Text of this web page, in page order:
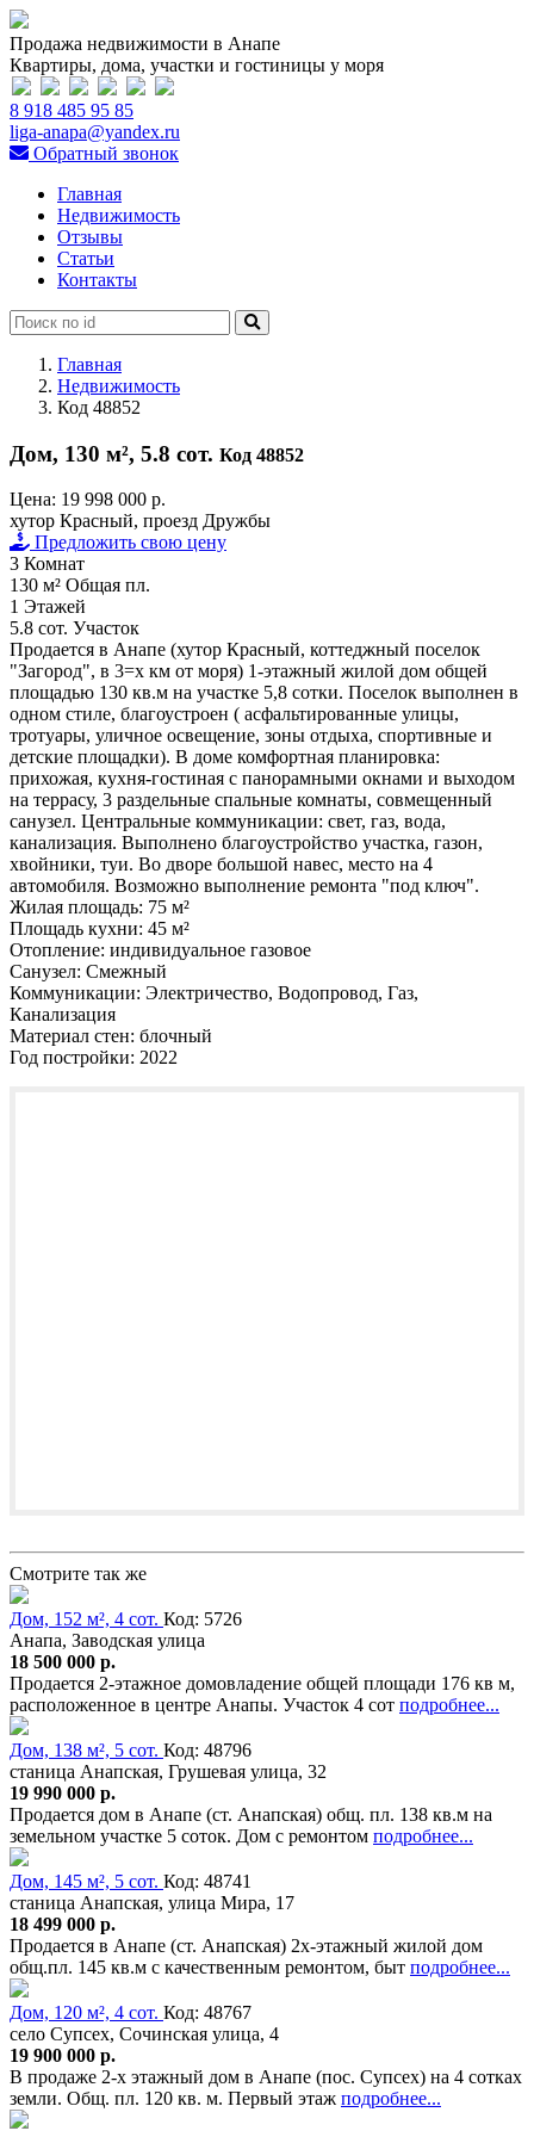
Продажа недвижимости в Анапе
Квартиры, дома, участки и гостиницы у моря
8 918 485 95 85
liga-anapa@yandex.ru
Обратный звонок
Главная
Недвижимость
Отзывы
Статьи
Контакты
Главная
Недвижимость
Код 48852
Дом, 130 м², 5.8 сот. Код 48852
Цена: 19 998 000 р.
хутор Красный, проезд Дружбы
Предложить свою цену
3 Комнат
130 м² Общая пл.
1 Этажей
5.8 сот. Участок
Продается в Анапе (хутор Красный, коттеджный поселок
"Загород", в 3=х км от моря) 1-этажный жилой дом общей
площадью 130 кв.м на участке 5,8 сотки. Поселок выполнен в
одном стиле, благоустроен ( асфальтированные улицы,
тротуары, уличное освещение, зоны отдыха, спортивные и
детские площадки). В доме комфортная планировка:
прихожая, кухня-гостиная с панорамными окнами и выходом
на террасу, 3 раздельные спальные комнаты, совмещенный
санузел. Центральные коммуникации: свет, газ, вода,
канализация. Выполнено благоустройство участка, газон,
хвойники, туи. Во дворе большой навес, место на 4
автомобиля. Возможно выполнение ремонта "под ключ".
Жилая площадь: 75 м²
Площадь кухни: 45 м²
Отопление: индивидуальное газовое
Санузел: Смежный
Коммуникации: Электричество, Водопровод, Газ,
Канализация
Материал стен: блочный
Год постройки: 2022
Смотрите так же
Дом, 152 м², 4 сот. Код: 5726
Анапа, Заводская улица
18 500 000 р.
Продается 2-этажное домовладение общей площади 176 кв м,
расположенное в центре Анапы. Участок 4 сот подробнее...
Дом, 138 м², 5 сот. Код: 48796
станица Анапская, Грушевая улица, 32
19 990 000 р.
Продается дом в Анапе (ст. Анапская) общ. пл. 138 кв.м на
земельном участке 5 соток. Дом с ремонтом подробнее...
Дом, 145 м², 5 сот. Код: 48741
станица Анапская, улица Мира, 17
18 499 000 р.
Продается в Анапе (ст. Анапская) 2х-этажный жилой дом
общ.пл. 145 кв.м с качественным ремонтом, быт подробнее...
Дом, 120 м², 4 сот. Код: 48767
село Супсех, Сочинская улица, 4
19 900 000 р.
В продаже 2-х этажный дом в Анапе (пос. Супсех) на 4 сотках
земли. Общ. пл. 120 кв. м. Первый этаж подробнее...